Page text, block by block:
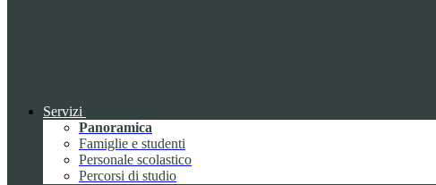
Servizi
Panoramica
Famiglie e studenti
Personale scolastico
Percorsi di studio